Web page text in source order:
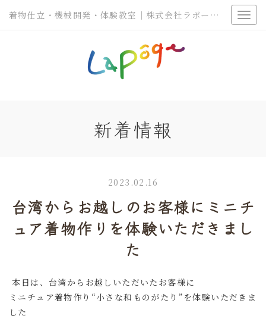
着物仕立・機械開発・体験教室｜株式会社ラポージェ
新着情報
2023.02.16
台湾からお越しのお客様にミニチ
ュア着物作りを体験いただきまし
た
本日は、台湾からお越しいただいたお客様に
ミニチュア着物作り“小さな和ものがたり”を体験いただきま
した